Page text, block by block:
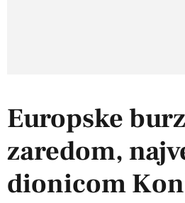
Europske
zaredom,
dionicom